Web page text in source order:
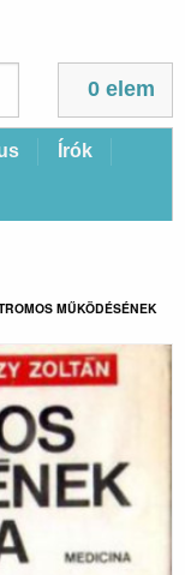
0 elem
Írók
MŰKÖDÉSÉNEK